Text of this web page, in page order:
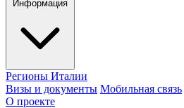
Информация
Регионы Италии
Визы и документы Мобильная связь
О проекте